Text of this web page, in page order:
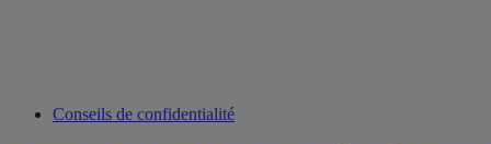
Conseils de confidentialité